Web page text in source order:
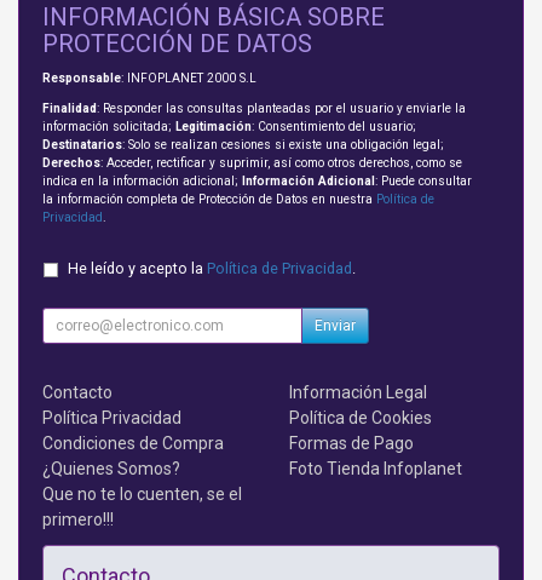
INFORMACIÓN BÁSICA SOBRE
PROTECCIÓN DE DATOS
Responsable: INFOPLANET 2000 S.L
Finalidad: Responder las consultas planteadas por el usuario y enviarle la
información solicitada; Legitimación: Consentimiento del usuario;
Destinatarios: Solo se realizan cesiones si existe una obligación legal;
Derechos: Acceder, rectificar y suprimir, así como otros derechos, como se
indica en la información adicional;
Información Adicional : Puede consultar
la información completa de Protección de Datos en nuestra Política de
Privacidad
He leído y acepto la Política de Privacidad
Enviar
Contacto
Información Legal
Política Privacidad
Política de Cookies
Condiciones de Compra
Formas de Pago
¿Quienes Somos?
Foto Tienda Infoplanet
Que no te lo cuenten, se el
primero!!!